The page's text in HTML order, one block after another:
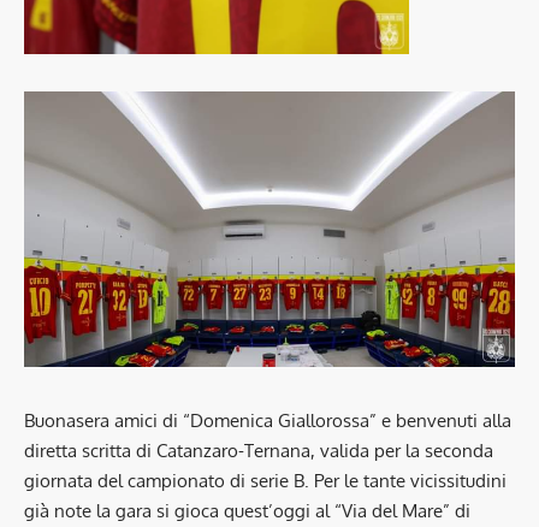
Buonasera amici di “Domenica Giallorossa” e benvenuti alla
diretta scritta di Catanzaro-Ternana, valida per la seconda
giornata del campionato di serie B. Per le tante vicissitudini
già note la gara si gioca quest’oggi al “Via del Mare” di